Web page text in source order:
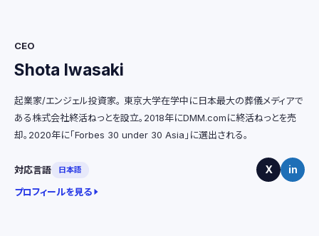
CEO
Shota Iwasaki
起業家/エンジェル投資家。 東京大学在学中に日本最大の葬儀メディアで
ある株式会社終活ねっとを設立。2018年にDMM.comに終活ねっとを売
却。2020年に「Forbes 30 under 30 Asia」に選出される。
対応言語 日本語 X in
プロフィールを見る